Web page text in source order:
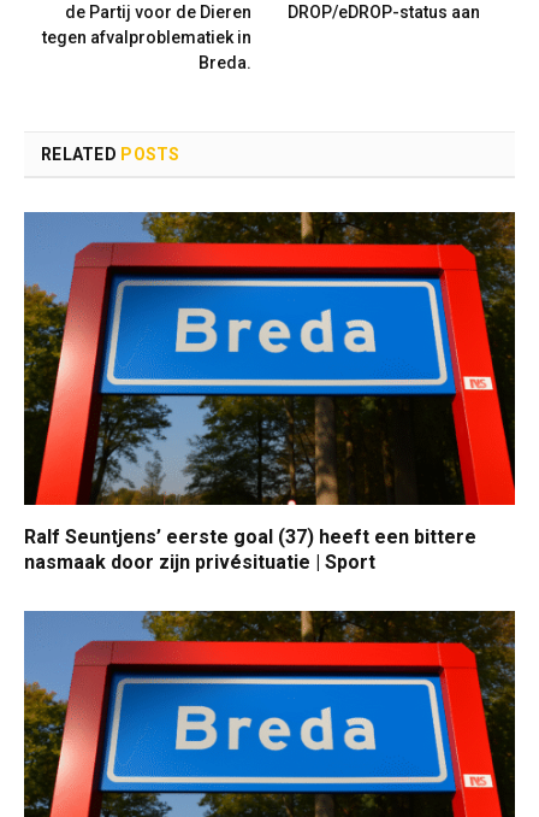
de Partij voor de Dieren
tegen afvalproblematiek in
Breda.
DROP/eDROP-status aan
RELATED POSTS
Ralf Seuntjens’ eerste goal (37) heeft een bittere
nasmaak door zijn privésituatie | Sport